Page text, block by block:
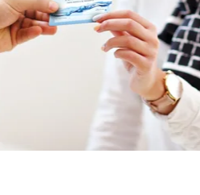
letoviščih, kjer lahko
pa vas nagradimo tudi
Resorts darilnih bonov in